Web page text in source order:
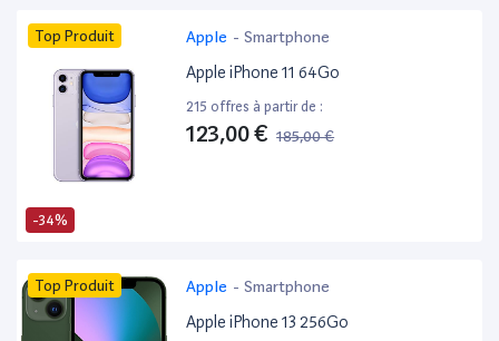
-34%
Top Produit Apple - Smartphone
Apple iPhone 11 64Go
215 offres à partir de :
123,00 € 185,00 €
Top Produit Apple - Smartphone
Apple iPhone 13 256Go